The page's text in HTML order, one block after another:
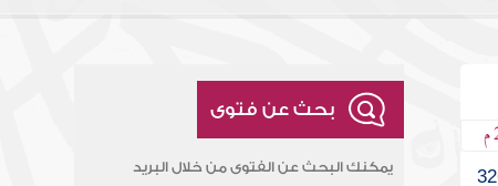
بحث عن فتوى
يمكنك البحث عن الفتوى من خلال البريد